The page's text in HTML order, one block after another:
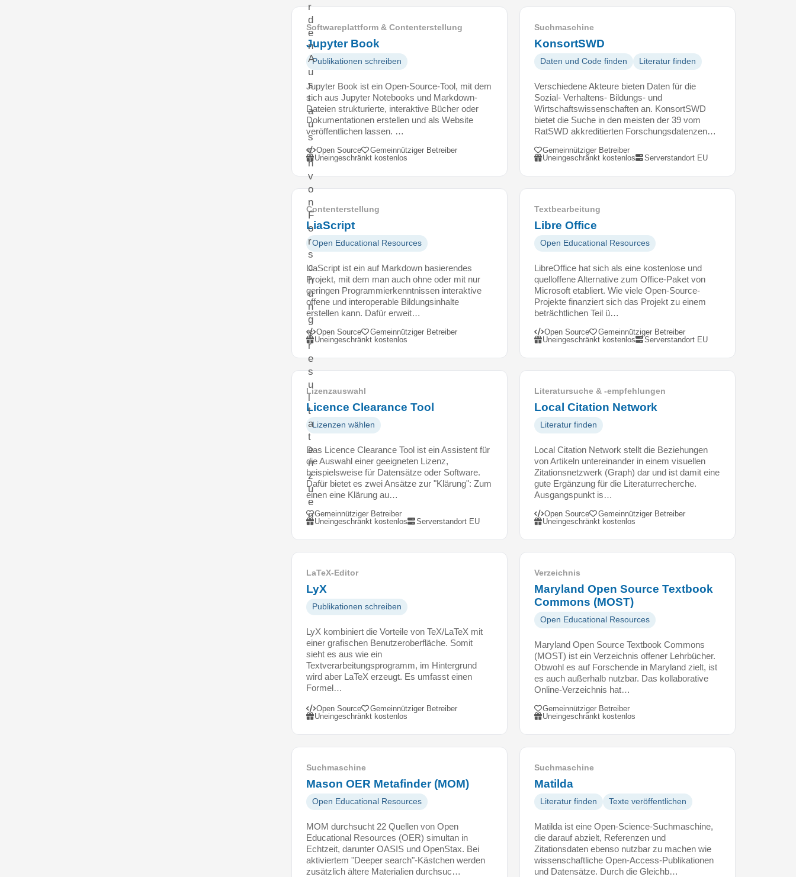
r
d
e
n
A
u
s
t
a
u
s
c
h
v
o
n
F
o
r
s
c
h
u
n
g
s
r
e
s
u
l
t
a
t
e
n
z
u
e
n
t
w
i
e
.
S
i
e
u
t
e
r
s
t
t
z
i
n
t
e
Softwareplattform & Contenterstellung
Jupyter Book
Publikationen schreiben
Jupyter Book ist ein Open-Source-Tool, mit dem
sich aus Jupyter Notebooks und Markdown-
Dateien strukturierte, interaktive Bücher oder
Dokumentationen erstellen und als Website
veröffentlichen lassen. …
Open Source
Gemeinnütziger Betreiber
Uneingeschränkt kostenlos
Suchmaschine
KonsortSWD
Daten und Code finden Literatur finden
Verschiedene Akteure bieten Daten für die
Sozial- Verhaltens- Bildungs- und
Wirtschaftswissenschaften an. KonsortSWD
bietet die Suche in den meisten der 39 vom
RatSWD akkreditierten Forschungsdatenzen…
Gemeinnütziger Betreiber
Uneingeschränkt kostenlos
Serverstandort EU
Contenterstellung
LiaScript
Open Educational Resources
LiaScript ist ein auf Markdown basierendes
Projekt, mit dem man auch ohne oder mit nur
geringen Programmierkenntnissen interaktive
offene und interoperable Bildungsinhalte
erstellen kann. Dafür erweit…
Open Source
Gemeinnütziger Betreiber
Uneingeschränkt kostenlos
Textbearbeitung
Libre Office
Open Educational Resources
LibreOffice hat sich als eine kostenlose und
quelloffene Alternative zum Office-Paket von
Microsoft etabliert. Wie viele Open-Source-
Projekte finanziert sich das Projekt zu einem
beträchtlichen Teil ü…
Open Source
Gemeinnütziger Betreiber
Uneingeschränkt kostenlos
Serverstandort EU
Lizenzauswahl
Licence Clearance Tool
Lizenzen wählen
Das Licence Clearance Tool ist ein Assistent für
die Auswahl einer geeigneten Lizenz,
beispielsweise für Datensätze oder Software.
Dafür bietet es zwei Ansätze zur "Klärung": Zum
einen eine Klärung au…
Gemeinnütziger Betreiber
Uneingeschränkt kostenlos
Serverstandort EU
Literatursuche & -empfehlungen
Local Citation Network
Literatur finden
Local Citation Network stellt die Beziehungen
von Artikeln untereinander in einem visuellen
Zitationsnetzwerk (Graph) dar und ist damit eine
gute Ergänzung für die Literaturrecherche.
Ausgangspunkt is…
Open Source
Gemeinnütziger Betreiber
Uneingeschränkt kostenlos
LaTeX-Editor
LyX
Publikationen schreiben
LyX kombiniert die Vorteile von TeX/LaTeX mit
einer grafischen Benutzeroberfläche. Somit
sieht es aus wie ein
Textverarbeitungsprogramm, im Hintergrund
wird aber LaTeX erzeugt. Es umfasst einen
Formel…
Open Source
Gemeinnütziger Betreiber
Uneingeschränkt kostenlos
Verzeichnis
Maryland Open Source Textbook
Commons (MOST)
Open Educational Resources
Maryland Open Source Textbook Commons
(MOST) ist ein Verzeichnis offener Lehrbücher.
Obwohl es auf Forschende in Maryland zielt, ist
es auch außerhalb nutzbar. Das kollaborative
Online-Verzeichnis hat…
Gemeinnütziger Betreiber
Uneingeschränkt kostenlos
Suchmaschine
Mason OER Metafinder (MOM)
Open Educational Resources
MOM durchsucht 22 Quellen von Open
Educational Resources (OER) simultan in
Echtzeit, darunter OASIS und OpenStax. Bei
aktiviertem "Deeper search"-Kästchen werden
zusätzlich ältere Materialien durchsuc…
Suchmaschine
Matilda
Literatur finden Texte veröffentlichen
Matilda ist eine Open-Science-Suchmaschine,
die darauf abzielt, Referenzen und
Zitationsdaten ebenso nutzbar zu machen wie
wissenschaftliche Open-Access-Publikationen
und Datensätze. Durch die Gleichb…